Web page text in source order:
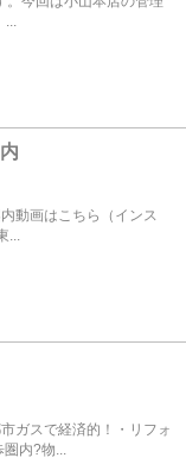
動画はこちら（インス
ガスで経済的！・リフォ
内?物...